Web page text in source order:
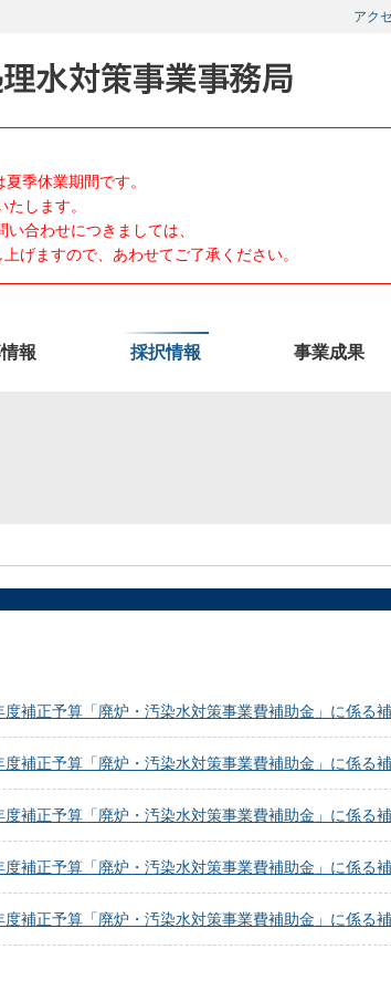
アク
季休業期間です。
します。
合わせにつきましては、
げますので、あわせてご了承ください。
報 採択情報 事業成果
度補正予算「廃炉・汚染水対策事業費補助金」に係る
度補正予算「廃炉・汚染水対策事業費補助金」に係る
度補正予算「廃炉・汚染水対策事業費補助金」に係る
度補正予算「廃炉・汚染水対策事業費補助金」に係る
度補正予算「廃炉・汚染水対策事業費補助金」に係る